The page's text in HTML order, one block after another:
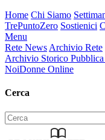
Home Chi Siamo
TrePuntoZero Sostienici
Menu
Rete News Archivio Rete
Archivio Storico
NoiDonne Online
Cerca